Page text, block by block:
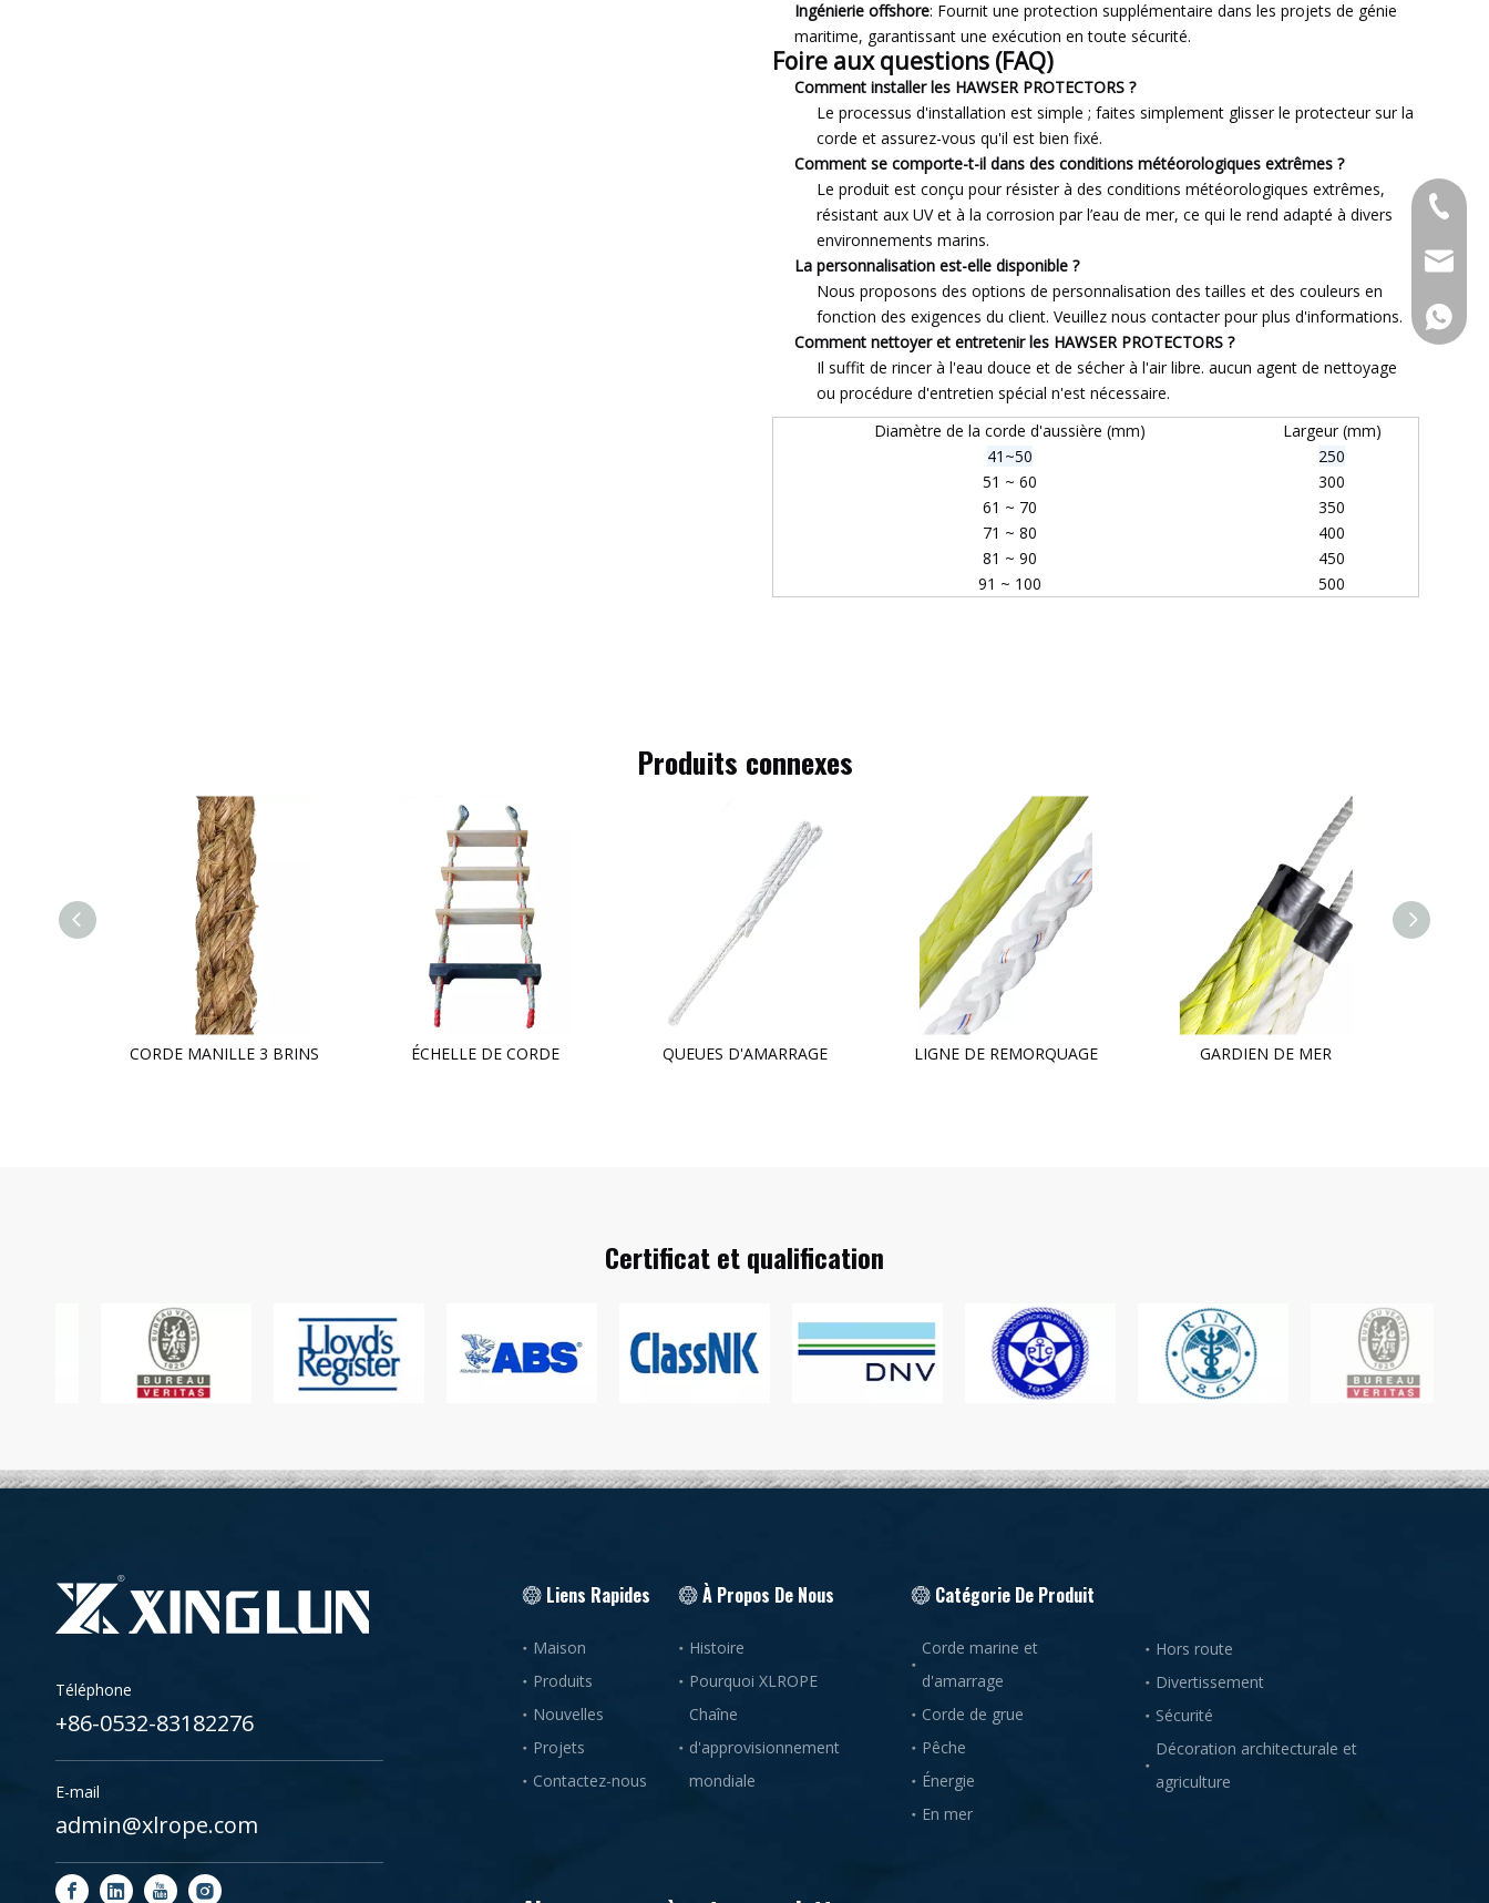
Ingénierie offshore: Fournit une protection supplémentaire dans les projets de génie
maritime, garantissant une exécution en toute sécurité.
Foire aux questions (FAQ)
Comment installer les HAWSER PROTECTORS ?
Le processus d'installation est simple ; faites simplement glisser le protecteur sur la
corde et assurez-vous qu'il est bien fixé.
Comment se comporte-t-il dans des conditions météorologiques extrêmes ?
Le produit est conçu pour résister à des conditions météorologiques extrêmes,
résistant aux UV et à la corrosion par l’eau de mer, ce qui le rend adapté à divers
environnements marins.
La personnalisation est-elle disponible ?
Nous proposons des options de personnalisation des tailles et des couleurs en
fonction des exigences du client. Veuillez nous contacter pour plus d'informations.
Comment nettoyer et entretenir les HAWSER PROTECTORS ?
Il suffit de rincer à l'eau douce et de sécher à l'air libre. aucun agent de nettoyage
ou procédure d'entretien spécial n'est nécessaire.
Diamètre de la corde d'aussière (mm)
Largeur (mm)
41~50
250
51 ~ 60
300
61 ~ 70
350
71 ~ 80
400
81 ~ 90
450
91 ~ 100
500
Produits connexes
CORDE MANILLE 3 BRINS ÉCHELLE DE CORDE QUEUES D'AMARRAGE LIGNE DE REMORQUAGE GARDIEN DE MER
Certificat et qualification
Téléphone
+86-0532-83182276
E-mail
admin@xlrope.com
+86-
+86-
Liens Rapides
Maison
Produits
Nouvelles
Projets
Contactez-nous
À Propos De Nous
Histoire
Pourquoi XLROPE
Chaîne
d'approvisionnement
mondiale
Catégorie De Produit
Corde marine et
d'amarrage
Corde de grue
Pêche
Énergie
En mer
Hors route
Divertissement
Sécurité
Décoration architecturale et
agriculture